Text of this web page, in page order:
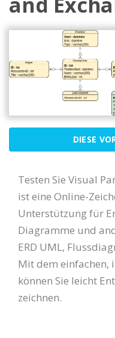
DIESE
Testen Sie Visual
ist eine Online-
Unterstützung für
Diagramme und
ERD UML,
Mit dem einfachen,
können Sie leicht
zeichnen.